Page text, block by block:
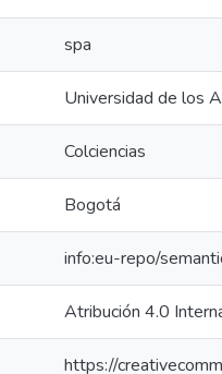
spa
Universidad de los
Colciencias
Bogotá
info:eu-repo/
Atribución 4.0
https://